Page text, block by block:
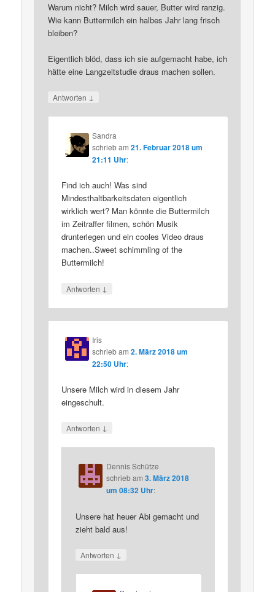
Warum nicht? Milch wird sauer, Butter wird ranzig.
Wie kann Buttermilch ein halbes Jahr lang frisch
bleiben?
Eigentlich blöd, dass ich sie aufgemacht habe, ich
hätte eine Langzeitstudie draus machen sollen.
Antworten ↓
Sandra
schriebam21. Februar 2018 um
21:11 Uhr:
Find ich auch! Was sind
Mindesthaltbarkeitsdaten eigentlich
wirklich wert? Man könnte die Buttermilch
im Zeitraffer filmen, schön Musik
drunterlegen und ein cooles Video draus
machen..Sweet schimmling of the
Buttermilch!
Antworten ↓
Iris
schriebam2. März 2018 um
22:50 Uhr:
Unsere Milch wird in diesem Jahr
eingeschult.
Antworten ↓
Dennis Schütze
schriebam 3. März 2018
um 08:32 Uhr:
Unsere hat heuer Abi gemacht und
zieht bald aus!
Antworten ↓